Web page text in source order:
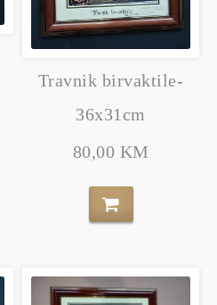
Travnik birvaktile-
36x31cm
80,00 KM